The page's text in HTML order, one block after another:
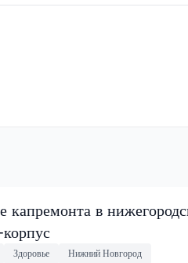
капремонта в
Здоровье Нижний Новгород